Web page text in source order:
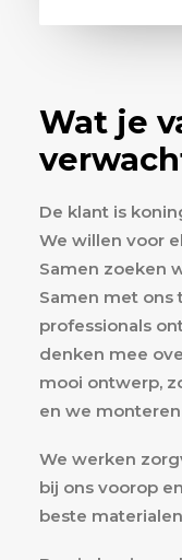
Wat je
De klant is
We willen voor
Samen zoeken
Samen met ons
professionals
denken mee
mooi ontwerp,
en we
We werken
bij ons voorop
beste